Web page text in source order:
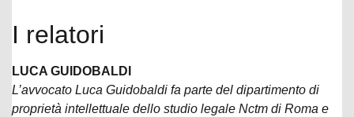
I relatori
LUCA GUIDOBALDI
L’avvocato Luca Guidobaldi fa parte del dipartimento di
proprietà intellettuale dello studio legale Nctm di Roma e